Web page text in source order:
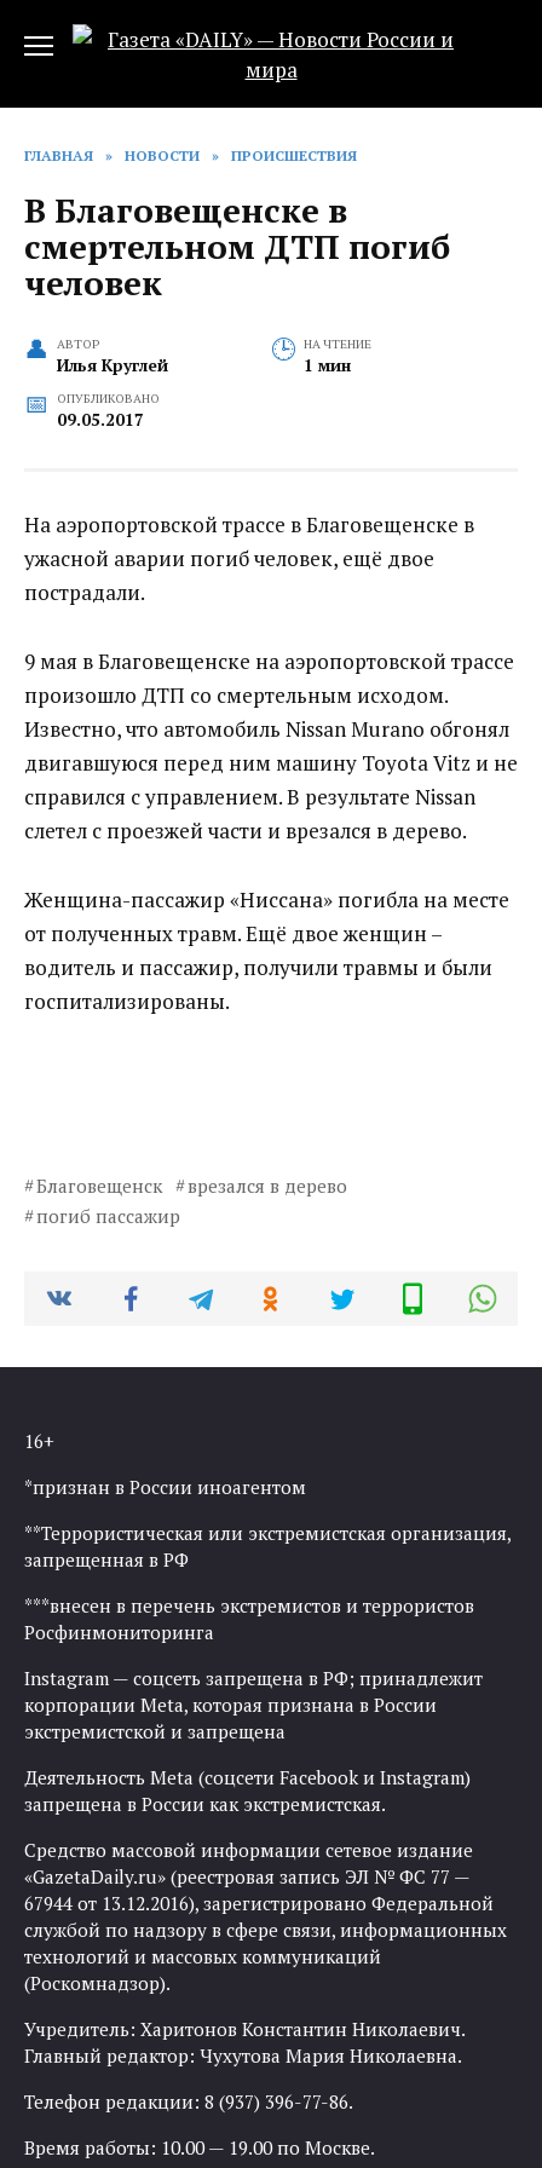
ГЛАВНАЯ » НОВОСТИ » ПРОИСШЕСТВИЯ
В Благовещенске в
смертельном ДТП погиб
человек
АВТОР
Илья Круглей
НА ЧТЕНИЕ
1 мин
ОПУБЛИКОВАНО
09.05.2017
На аэропортовской трассе в Благовещенске в
ужасной аварии погиб человек, ещё двое
пострадали.
9 мая в Благовещенске на аэропортовской трассе
произошло ДТП со смертельным исходом.
Известно, что автомобиль Nissan Murano обгонял
двигавшуюся перед ним машину Toyota Vitz и не
справился с управлением. В результате Nissan
слетел с проезжей части и врезался в дерево.
Женщина-пассажир «Ниссана» погибла на месте
от полученных травм. Ещё двое женщин –
водитель и пассажир, получили травмы и были
госпитализированы.
Благовещенск
врезался в дерево
погиб пассажир
16+
*признан в России иноагентом
**Террористическая или экстремистская организация,
запрещенная в РФ
***внесен в перечень экстремистов и террористов
Росфинмониторинга
Instagram — соцсеть запрещена в РФ; принадлежит
корпорации Meta, которая признана в России
экстремистской и запрещена
Деятельность Meta (соцсети Facebook и Instagram)
запрещена в России как экстремистская.
Средство массовой информации сетевое издание
«GazetaDaily.ru» (реестровая запись ЭЛ № ФС 77 —
67944 от 13.12.2016), зарегистрировано Федеральной
службой по надзору в сфере связи, информационных
технологий и массовых коммуникаций
(Роскомнадзор).
Учредитель: Харитонов Константин Николаевич.
Главный редактор: Чухутова Мария Николаевна.
Телефон редакции: 8 (937) 396-77-86.
Время работы: 10.00 — 19.00 по Москве.